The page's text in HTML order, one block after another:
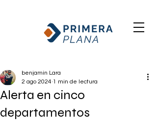
Alerta en cinco
departamentos
benjamin Lara
2 ago 2024 1 min de lectura